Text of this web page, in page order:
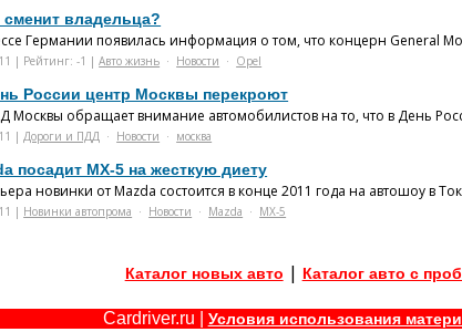
сменит владельца?
Германии появилась информация о том, что концерн General
| Рейтинг: -1 |Авто жизнь · Новости · Opel
России центр Москвы перекроют
Москвы обращает внимание автомобилистов на то, что в День
|Дороги и ПДД · Новости · москва
посадит MX-5 на жесткую диету
новинки от Mazda состоится в конце 2011 года на автошоу в
| Новинки автопрома · Новости · Mazda · MX-5
Каталог новых авто | Каталог авто с
Cardriver.ru | Условия использования